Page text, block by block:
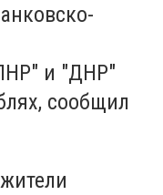
и "ДНР"
сообщил